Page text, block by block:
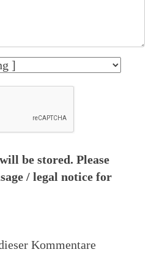
be stored. Please
/ legal notice for
Kommentare